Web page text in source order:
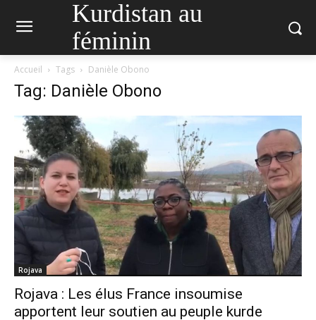
Kurdistan au
féminin
Accueil Tags Danièle Obono
Tag: Danièle Obono
Rojava
Rojava : Les élus France insoumise
apportent leur soutien au peuple kurde